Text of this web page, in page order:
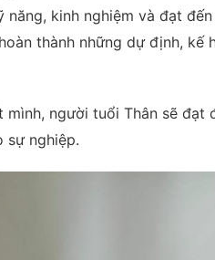
năng, kinh nghiệm và đạt
thành những dự định, kế
mình, người tuổi Thân sẽ đạt
sự nghiệp.